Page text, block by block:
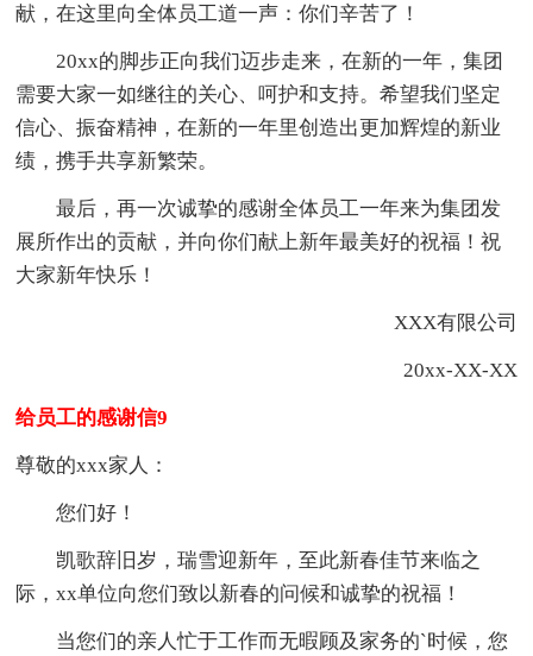
献，在这里向全体员工道一声：你们辛苦了！
20xx的脚步正向我们迈步走来，在新的一年，集团
需要大家一如继往的关心、呵护和支持。希望我们坚定
信心、振奋精神，在新的一年里创造出更加辉煌的新业
绩，携手共享新繁荣。
最后，再一次诚挚的感谢全体员工一年来为集团发
展所作出的贡献，并向你们献上新年最美好的祝福！祝
大家新年快乐！
XXX有限公司
20xx-XX-XX
给员工的感谢信9
尊敬的xxx家人：
您们好！
凯歌辞旧岁，瑞雪迎新年，至此新春佳节来临之
际，xx单位向您们致以新春的问候和诚挚的祝福！
当您们的亲人忙于工作而无暇顾及家务的`时候，您